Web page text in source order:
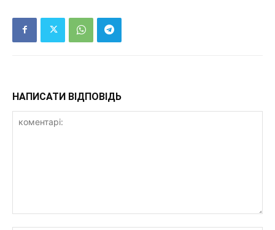
НАПИСАТИ ВІДПОВІДЬ